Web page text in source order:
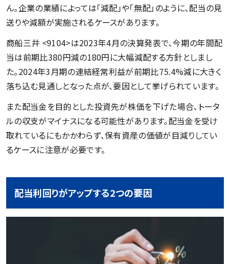
ん。企業の業績によっては「減配」や「無配」のように、配当の見
送りや減額が実施されるケースがあります。
商船三井 <9104>は2023年4月の決算発表で、今期の年間配
当は前期比380円減の180円に大幅減配する方針としまし
た。2024年3月期の連結経常利益が前期比75.4%減に大きく
落ち込む見通しとなった点が、要因として挙げられています。
また配当金を目的とした投資先が株価を下げた場合、トータ
ルの収支がマイナスになる可能性があります。配当金を受け
取れているにもかかわらず、保有資産の価値が目減りしてい
るケースに注意が必要です。
配当利回りがアップする2つの要因